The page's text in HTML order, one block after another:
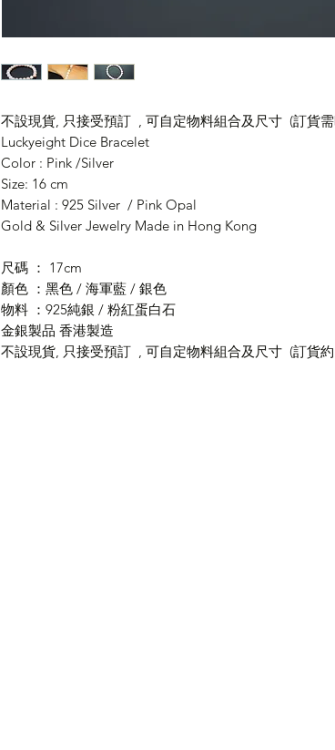
不設現貨, 只接受預訂 , 可自定物料組合及尺寸 (訂貨
Luckyeight Dice Bracelet
Color : Pink /Silver
Size: 16 cm
Material : 925 Silver / Pink Opal
Gold & Silver Jewelry Made in Hong Kong
尺碼 ： 17cm
顏色 ：黑色 / 海軍藍 / 銀色
物料 ：925純銀 / 粉紅蛋白石
金銀製品 香港製造
不設現貨, 只接受預訂 , 可自定物料組合及尺寸 (訂貨